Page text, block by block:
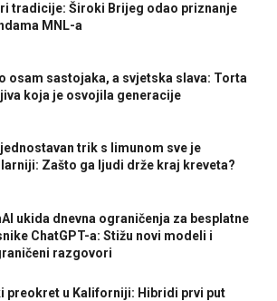
tradicije: Široki Brijeg odao priznanje
MNL-a
osam sastojaka, a svjetska slava: Torta
koja je osvojila generacije
jednostavan trik s limunom sve je
Zašto ga ljudi drže kraj kreveta?
ukida dnevna ograničenja za besplatne
ChatGPT-a: Stižu novi modeli i
razgovori
preokret u Kaliforniji: Hibridi prvi put